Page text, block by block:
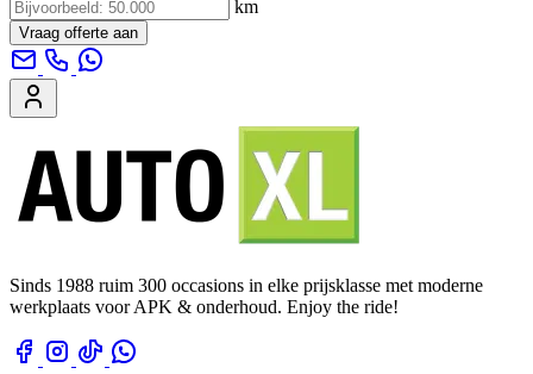
km
Vraag offerte aan
Sinds 1988 ruim 300 occasions in elke prijsklasse met moderne
werkplaats voor APK & onderhoud. Enjoy the ride!